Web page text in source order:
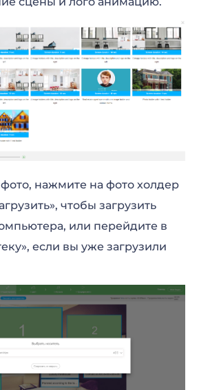
нажмите на фото холдер
чтобы загрузить
или перейдите в
если вы уже загрузили